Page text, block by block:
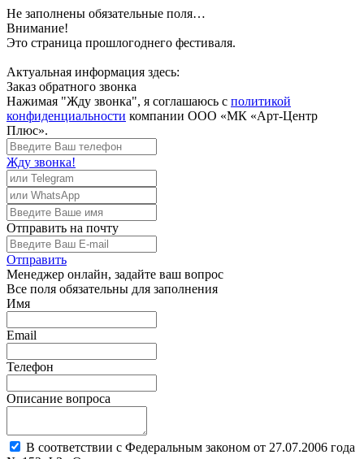
Не заполнены обязательные поля…
Внимание!
Это страница прошлогоднего фестиваля.
Актуальная информация здесь:
Заказ обратного звонка
Нажимая "Жду звонка", я соглашаюсь с политикой
конфиденциальности компании ООО «МК «Арт-Центр
Плюс».
Жду звонка!
Отправить на почту
Отправить
Менеджер онлайн, задайте ваш вопрос
Все поля обязательны для заполнения
Имя
Email
Телефон
Описание вопроса
В соответствии с Федеральным законом от 27.07.2006 года